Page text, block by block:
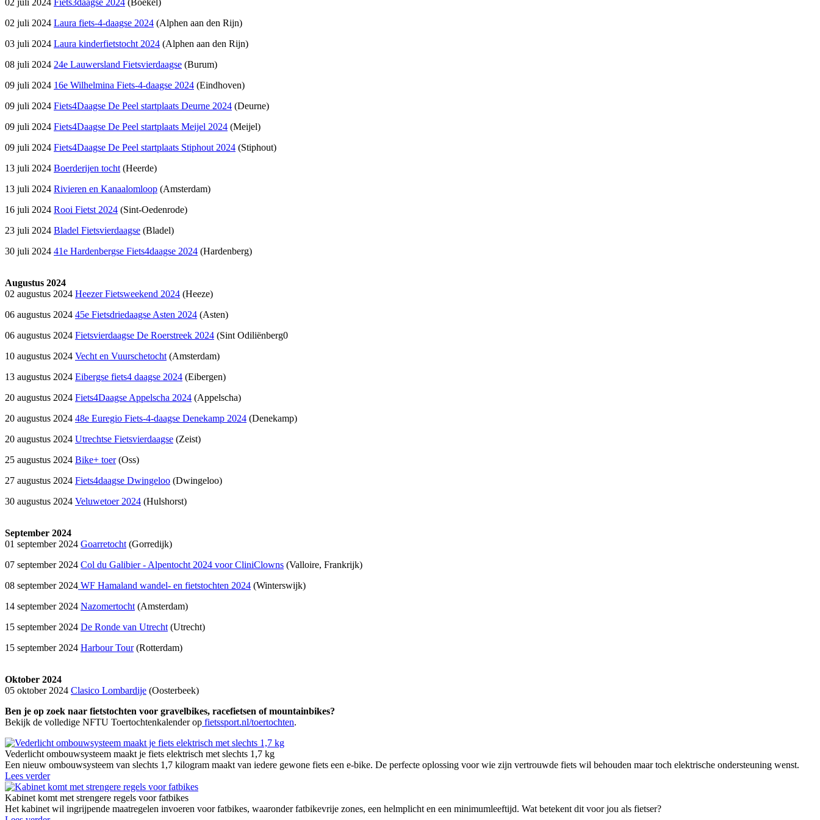
02 juli 2024 Laura fiets-4-daagse 2024 (Alphen aan den Rijn)
03 juli 2024 Laura kinderfietstocht 2024 (Alphen aan den Rijn)
08 juli 2024 24e Lauwersland Fietsvierdaagse (Burum)
09 juli 2024 16e Wilhelmina Fiets-4-daagse 2024 (Eindhoven)
09 juli 2024 Fiets4Daagse De Peel startplaats Deurne 2024 (Deurne)
09 juli 2024 Fiets4Daagse De Peel startplaats Meijel 2024 (Meijel)
09 juli 2024 Fiets4Daagse De Peel startplaats Stiphout 2024 (Stiphout)
13 juli 2024 Boerderijen tocht (Heerde)
13 juli 2024 Rivieren en Kanaalomloop (Amsterdam)
16 juli 2024 Rooi Fietst 2024 (Sint-Oedenrode)
23 juli 2024 Bladel Fietsvierdaagse (Bladel)
30 juli 2024 41e Hardenbergse Fiets4daagse 2024 (Hardenberg)
Augustus 2024
02 augustus 2024 Heezer Fietsweekend 2024 (Heeze)
06 augustus 2024 45e Fietsdriedaagse Asten 2024 (Asten)
06 augustus 2024 Fietsvierdaagse De Roerstreek 2024 (Sint Odiliënberg0
10 augustus 2024 Vecht en Vuurschetocht (Amsterdam)
13 augustus 2024 Eibergse fiets4 daagse 2024 (Eibergen)
20 augustus 2024 Fiets4Daagse Appelscha 2024 (Appelscha)
20 augustus 2024 48e Euregio Fiets-4-daagse Denekamp 2024 (Denekamp)
20 augustus 2024 Utrechtse Fietsvierdaagse (Zeist)
25 augustus 2024 Bike+ toer(Oss)
27 augustus 2024 Fiets4daagse Dwingeloo (Dwingeloo)
30 augustus 2024 Veluwetoer 2024 (Hulshorst)
September 2024
01 september 2024 Goarretocht (Gorredijk)
07 september 2024 Col du Galibier - Alpentocht 2024 voor CliniClowns (Valloire, Frankrijk)
08 september 2024 WF Hamaland wandel- en fietstochten 2024 (Winterswijk)
14 september 2024 Nazomertocht (Amsterdam)
15 september 2024 De Ronde van Utrecht (Utrecht)
15 september 2024 Harbour Tour(Rotterdam)
Oktober 2024
05 oktober 2024 Clasico Lombardije (Oosterbeek)
Ben je op zoek naar fietstochten voor gravelbikes, racefietsen of mountainbikes?
Bekijk de volledige NFTU Toertochtenkalender op fietssport.nl/toertochten.
Vederlicht ombouwsysteem maakt je fiets elektrisch met slechts 1,7 kg
Een nieuw ombouwsysteem van slechts 1,7 kilogram maakt van iedere gewone fiets een e-bike. De perfecte oplossing voor wie zijn vertrouwde fiets wil behouden maar toch elektrische ondersteuning wenst.
Lees verder
Kabinet komt met strengere regels voor fatbikes
Het kabinet wil ingrijpende maatregelen invoeren voor fatbikes, waaronder fatbikevrije zones, een helmplicht en een minimumleeftijd. Wat betekent dit voor jou als fietser?